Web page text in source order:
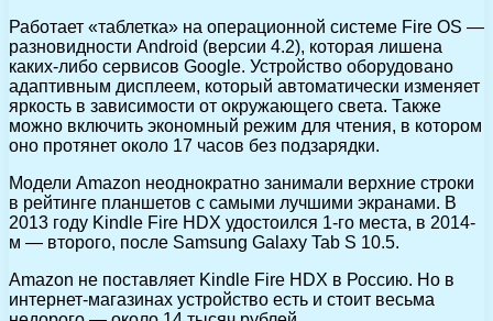
Работает «таблетка» на операционной системе Fire OS —
разновидности Android (версии 4.2), которая лишена
каких-либо сервисов Google. Устройство оборудовано
адаптивным дисплеем, который автоматически изменяет
яркость в зависимости от окружающего света. Также
можно включить экономный режим для чтения, в котором
оно протянет около 17 часов без подзарядки.
Модели Amazon неоднократно занимали верхние строки
в рейтинге планшетов с самыми лучшими экранами. В
2013 году Kindle Fire HDX удостоился 1-го места, в 2014-
м — второго, после Samsung Galaxy Tab S 10.5.
Amazon не поставляет Kindle Fire HDX в Россию. Но в
интернет-магазинах устройство есть и стоит весьма